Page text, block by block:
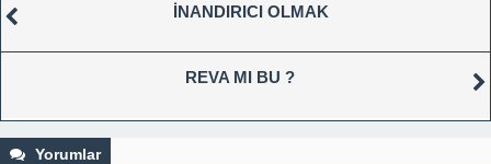
İNANDIRICI OLMAK
REVA MI BU ?
Yorumlar